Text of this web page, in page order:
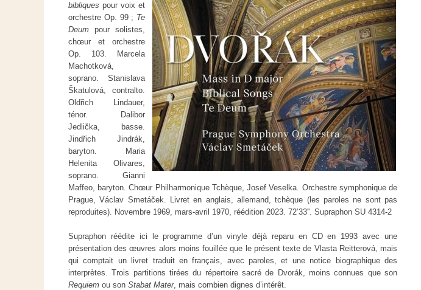
bibliques pour voix et
orchestre Op. 99 ; Te
Deum pour solistes,
chœur et orchestre
Op. 103. Marcela
Machotková,
soprano. Stanislava
Škatulová, contralto.
Oldřich Lindauer,
ténor. Dalibor
Jedlička, basse.
Jindřich Jindrák,
baryton. Maria
Helenita Olivares,
soprano. Gianni
Maffeo, baryton. Chœur Philharmonique Tchèque, Josef Veselka. Orchestre symphonique de
Prague, Václav Smetáček. Livret en anglais, allemand, tchèque (les paroles ne sont pas
reproduites). Novembre 1969, mars-avril 1970, réédition 2023. 72’33''. Supraphon SU 4314-2
Supraphon réédite ici le programme d’un vinyle déjà reparu en CD en 1993 avec une
présentation des œuvres alors moins fouillée que le présent texte de Vlasta Reitterová, mais
qui comptait un livret traduit en français, avec paroles, et une notice biographique des
interprètes. Trois partitions tirées du répertoire sacré de Dvorák, moins connues que son
Requiem ou son Stabat Mater, mais combien dignes d’intérêt.